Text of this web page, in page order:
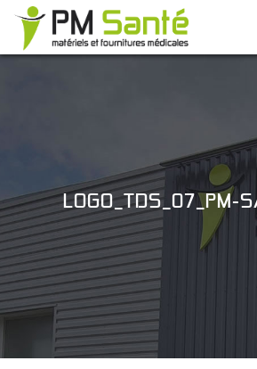
LOGO_TDS_07_PM-